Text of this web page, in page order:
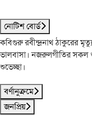
নোটিশ বোর্ড
কবিগুরু রবীন্দ্রনাথ ঠাকুরের
ভালবাসা। নজরুলগীতির সকল
শুভেচ্ছা।
বর্ণানুক্রমে
জনপ্রিয়